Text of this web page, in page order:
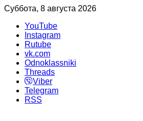
Суббота, 8 августа 2026
YouTube
Instagram
Rutube
vk.com
Odnoklassniki
Threads
Viber
Telegram
RSS